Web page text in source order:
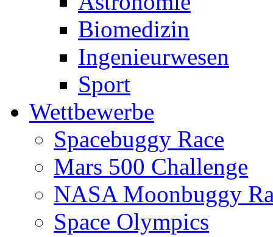
Biomedizin
Ingenieurwesen
Sport
Wettbewerbe
Spacebuggy Race
Mars 500 Challenge
NASA Moonbuggy
Space Olympics